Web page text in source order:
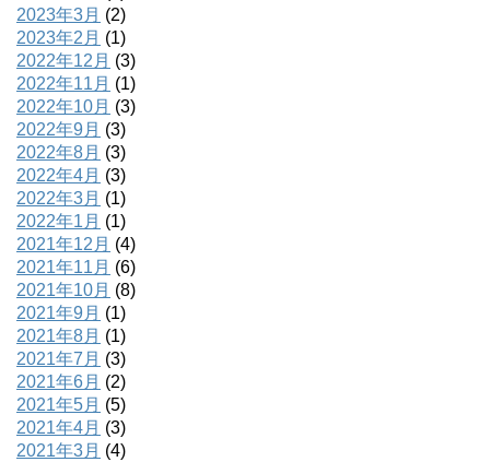
2023年3月 (2)
2023年2月 (1)
2022年12月 (3)
2022年11月 (1)
2022年10月 (3)
2022年9月 (3)
2022年8月 (3)
2022年4月 (3)
2022年3月 (1)
2022年1月 (1)
2021年12月 (4)
2021年11月 (6)
2021年10月 (8)
2021年9月 (1)
2021年8月 (1)
2021年7月 (3)
2021年6月 (2)
2021年5月 (5)
2021年4月 (3)
2021年3月 (4)